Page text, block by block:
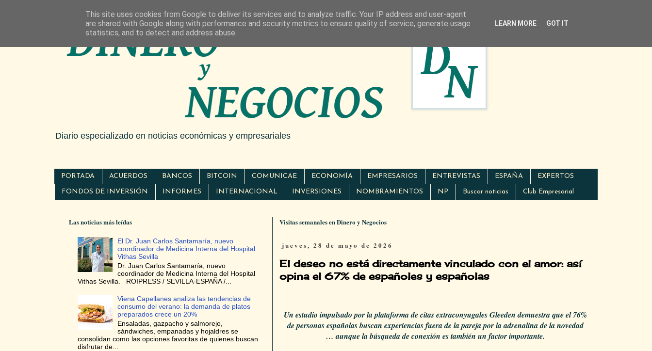
Diario especializado en noticias económicas y empresariales
PORTADA ACUERDOS BANCOS BITCOIN COMUNICAE ECONOMÍA EMPRESARIOS ENTREVISTAS ESPAÑA EXPERTOS
FONDOS DE INVERSIÓN INFORMES INTERNACIONAL INVERSIONES NOMBRAMIENTOS NP Buscar noticias Club Empresarial
Visitas semanales en Dinero y Negocios
jueves, 28 de mayo de 2026
El deseo no está directamente vinculado con el amor: así
opina el 67% de españoles y españolas
Un estudio impulsado por la plataforma de citas extraconyugales Gleeden demuestra que el 76%
de personas españolas buscan experiencias fuera de la pareja por la adrenalina de la novedad
… aunque la búsqueda de conexión es también un factor importante.
Las noticias más leídas
El Dr. Juan Carlos Santamaría, nuevo
coordinador de Medicina Interna del Hospital
Vithas Sevilla
Dr. Juan Carlos Santamaría, nuevo
coordinador de Medicina Interna del Hospital
Vithas Sevilla. ROIPRESS / SEVILLA-ESPAÑA /...
Viena Capellanes analiza las tendencias de
consumo del verano: la demanda de platos
preparados crece un 20%
Ensaladas, gazpacho y salmorejo,
sándwiches, empanadas y hojaldres se
consolidan como las opciones favoritas de quienes buscan
disfrutar de...
This site uses cookies from Google to deliver its services and to analyze traffic. Your IP address and user-agent
are shared with Google along with performance and security metrics to ensure quality of service, generate usage
statistics, and to detect and address abuse.
LEARN MORE GOT IT